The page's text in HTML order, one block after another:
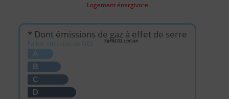
Logement énergivore
* Dont émissions de gaz à effet de serre
Faible émission de GES
A
B
C
D
KgéqCO2 / m².an